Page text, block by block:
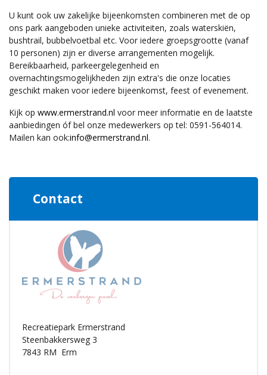
U kunt ook uw zakelijke bijeenkomsten combineren met de op
ons park aangeboden unieke activiteiten, zoals waterskiën,
bushtrail, bubbelvoetbal etc. Voor iedere groepsgrootte (vanaf
10 personen) zijn er diverse arrangementen mogelijk.
Bereikbaarheid, parkeergelegenheid en
overnachtingsmogelijkheden zijn extra's die onze locaties
geschikt maken voor iedere bijeenkomst, feest of evenement.
Kijk op www.ermerstrand.nl voor meer informatie en de laatste
aanbiedingen óf bel onze medewerkers op tel: 0591-564014.
Mailen kan ook:info@ermerstrand.nl.
Contact
Recreatiepark Ermerstrand
Steenbakkersweg 3
7843 RM Erm